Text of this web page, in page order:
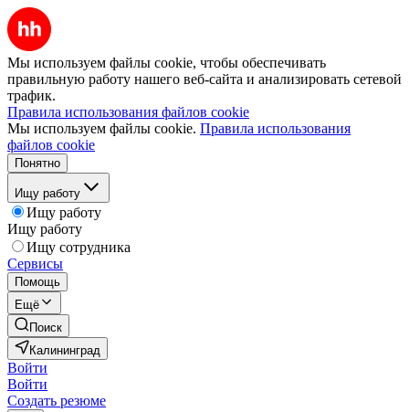
Мы используем файлы cookie, чтобы обеспечивать
правильную работу нашего веб-сайта и анализировать сетевой
трафик.
Правила использования файлов cookie
Мы используем файлы cookie. Правила использования
файлов cookie
Понятно
Ищу работу
Ищу работу
Ищу работу
Ищу сотрудника
Сервисы
Помощь
Ещё
Поиск
Калининград
Войти
Войти
Создать резюме